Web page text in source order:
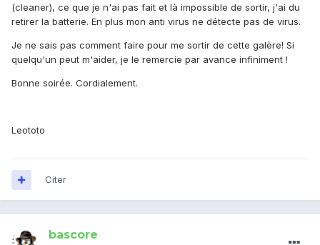
(cleaner), ce que je n'ai pas fait et là impossible de sortir, j'ai du
retirer la batterie. En plus mon anti virus ne détecte pas de virus.
Je ne sais pas comment faire pour me sortir de cette galère! Si
quelqu'un peut m'aider, je le remercie par avance infiniment !
Bonne soirée. Cordialement.
Leototo
Citer
bascore